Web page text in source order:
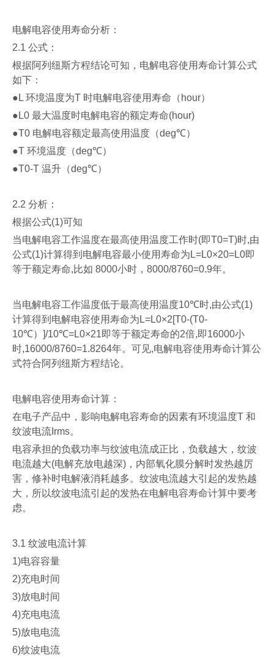
电解电容使用寿命分析 ：
2.1 公式 ：
根据阿列纽斯方程结论可知，电解电容使用寿命计算公式
如下：
●L 环境温度为T 时电解电容使用寿命（ hour）
●L0 最大温度时电解电容的额定寿命(hour)
●T0 电解电容额定最高使用温度（deg℃）
●T 环境温度（deg℃）
●T0-T 温升（deg℃）
2.2 分析 ：
根据公式(1)可知
当电解电容工作温度在最高使用温度工作时(即T0=T)时,由
公式(1)计算得到电解电容最小使用寿命为 L=L0×20=L0即
等于额定寿命,比如 8000小时， 8000/8760=0.9年。
当电解电容工作温度低于最高使用温度10℃时,由公式(1)
计算得到电解电容使用寿命为 L=L0×2[T0-(T0-
10℃） ]/10℃=L0×21即等于额定寿命的2倍,即16000小
时,16000/8760=1.8264年。可见,电解电容使用寿命计算公
式符合阿列纽斯方程结论。
电解电容使用寿命计算 ：
在电子产品中，影响电解电容寿命的因素有环境温度T 和
纹波电流 Irms。
电容承担的负载功率与纹波电流成正比，负载越大，纹波
电流越大(电解充放电越深) ，内部氧化膜分解时发热越厉
害，修补时电解液消耗越多。纹波电流越大引起的发热越
大，所以纹波电流引起的发热在电解电容寿命计算中要考
虑。
3.1 纹波电流计算
1)电容容量
2)充电时间
3)放电时间
4)充电电流
5)放电电流
6)纹波电流